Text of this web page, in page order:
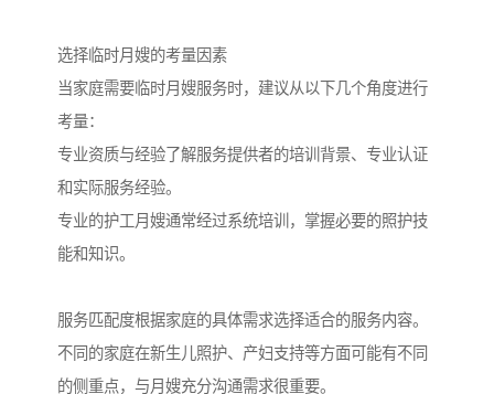
选择临时月嫂的考量因素
当家庭需要临时月嫂服务时，建议从以下几个角度进行
考量：
专业资质与经验了解服务提供者的培训背景、专业认证
和实际服务经验。
专业的护工月嫂通常经过系统培训，掌握必要的照护技
能和知识。
服务匹配度根据家庭的具体需求选择适合的服务内容。
不同的家庭在新生儿照护、产妇支持等方面可能有不同
的侧重点，与月嫂充分沟通需求很重要。